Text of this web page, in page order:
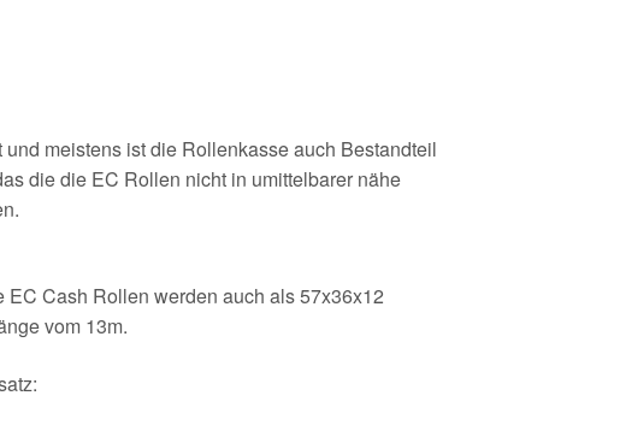
meistens ist die Rollenkasse auch Bestandteil
die die EC Rollen nicht in umittelbarer nähe
Cash Rollen werden auch als 57x36x12
vom 13m.